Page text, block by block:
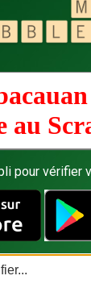
au
pour vérifier